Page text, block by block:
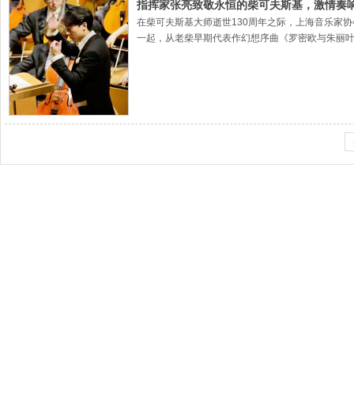
指挥家张亮致敬永恒的柴可夫斯基，激情奏
在柴可夫斯基大师逝世130周年之际，上海音乐家
一起，从老柴早期代表作幻想序曲《罗密欧与朱丽